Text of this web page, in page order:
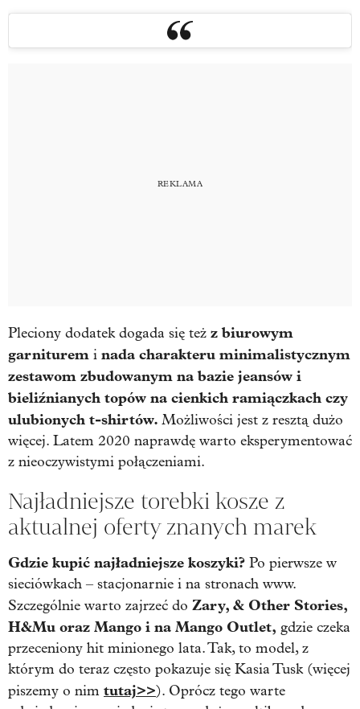
Pleciony dodatek dogada się też z biurowym
garniturem i nada charakteru minimalistycznym
zestawom zbudowanym na bazie jeansów i
bieliźnianych topów na cienkich ramiączkach czy
ulubionych t-shirtów. Możliwości jest z resztą dużo
więcej. Latem 2020 naprawdę warto eksperymentować
z nieoczywistymi połączeniami.
Najładniejsze torebki kosze z
aktualnej oferty znanych marek
Gdzie kupić najładniejsze koszyki? Po pierwsze w
sieciówkach – stacjonarnie i na stronach www.
Szczególnie warto zajrzeć do Zary, & Other Stories,
H&Mu oraz Mango i na Mango Outlet, gdzie czeka
przeceniony hit minionego lata. Tak, to model, z
którym do teraz często pokazuje się Kasia Tusk (więcej
piszemy o nim tutaj>>). Oprócz tego warte